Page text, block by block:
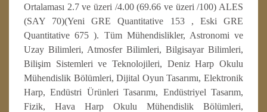
Ortalaması 2.7 ve üzeri /4.00 (69.66 ve üzeri /100) ALES
(SAY 70)(Yeni GRE Quantitative 153 , Eski GRE
Quantitative 675 ). Tüm Mühendislikler, Astronomi ve
Uzay Bilimleri, Atmosfer Bilimleri, Bilgisayar Bilimleri,
Bilişim Sistemleri ve Teknolojileri, Deniz Harp Okulu
Mühendislik Bölümleri, Dijital Oyun Tasarımı, Elektronik
Harp, Endüstri Ürünleri Tasarımı, Endüstriyel Tasarım,
Fizik, Hava Harp Okulu Mühendislik Bölümleri,